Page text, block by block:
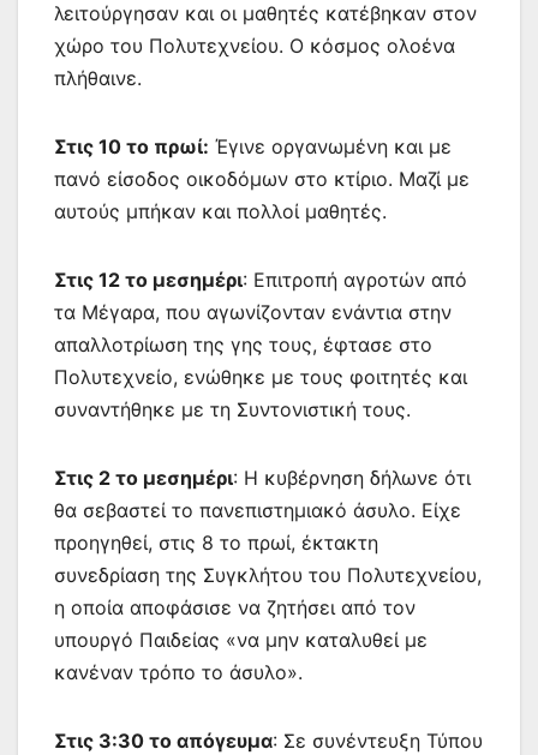
λειτούργησαν και οι μαθητές κατέβηκαν στον
χώρο του Πολυτεχνείου. Ο κόσμος ολοένα
πλήθαινε.
Στις 10 το πρωί: Έγινε οργανωμένη και με
πανό είσοδος οικοδόμων στο κτίριο. Μαζί με
αυτούς μπήκαν και πολλοί μαθητές.
Στις 12 το μεσημέρι: Επιτροπή αγροτών από
τα Μέγαρα, που αγωνίζονταν ενάντια στην
απαλλοτρίωση της γης τους, έφτασε στο
Πολυτεχνείο, ενώθηκε με τους φοιτητές και
συναντήθηκε με τη Συντονιστική τους.
Στις 2 το μεσημέρι: Η κυβέρνηση δήλωνε ότι
θα σεβαστεί το πανεπιστημιακό άσυλο. Είχε
προηγηθεί, στις 8 το πρωί, έκτακτη
συνεδρίαση της Συγκλήτου του Πολυτεχνείου,
η οποία αποφάσισε να ζητήσει από τον
υπουργό Παιδείας «να μην καταλυθεί με
κανέναν τρόπο το άσυλο».
Στις 3:30 το απόγευμα: Σε συνέντευξη Τύπου